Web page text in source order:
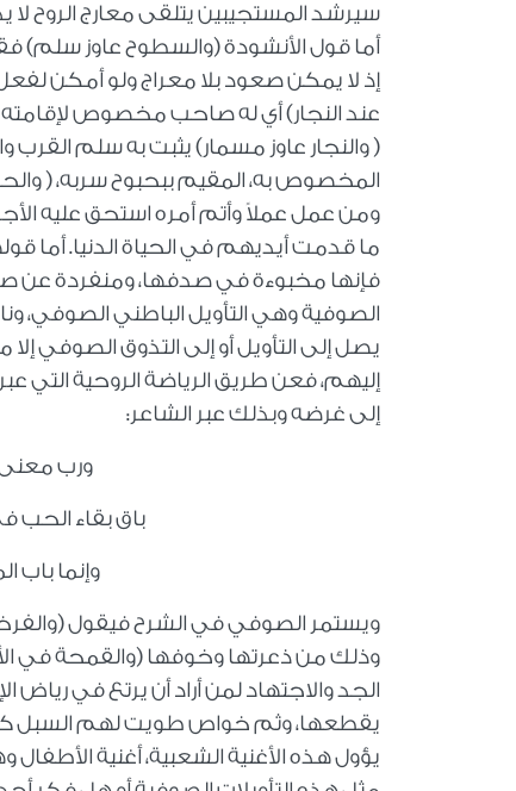
سيرشد المستجيبين يتلقى معارج الروح لا
أما قول الأنشودة (والسطوح عاوز سلم)
إذ لا يمكن صعود بلا معراج ولو أمكن
عند النجار) أي له صاحب مخصوص لإقامته
( والنجار عاوز مسمار) يثبت به سلم
المخصوص به، المقيم ببحبوح سربه، (
ومن عمل عملاً وأتم أمره استحق عليه
ما قدمت أيديهم في الحياة الدنيا.أما
فإنها مخبوءة في صدفها، ومنفردة عن
الصوفية وهي التأويل الباطني
يصل إلى التأويل أو إلى التذوق الصوفي
إليهم، فعن طريق الرياضة الروحية
إلى غرضه وبذلك عبر الشاعر:
ورب
باق بقاء الحب
وإنما باب
ويستمر الصوفي في الشرح فيقول
وذلك من ذعرتها وخوفها (والقمحة في
الجد والاجتهاد لمن أراد أن يرتع في
يقطعها، وثم خواص طويت لهم السبل
يؤول هذه الأغنية الشعبية، أغنية